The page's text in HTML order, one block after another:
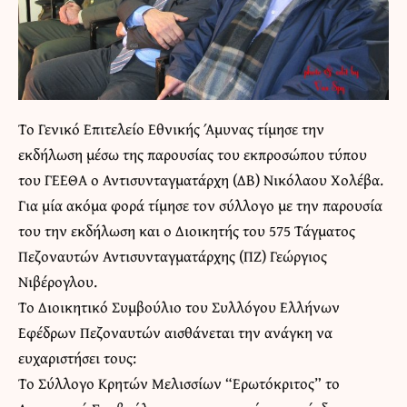
Το Γενικό Επιτελείο Εθνικής Άμυνας τίμησε την
εκδήλωση μέσω της παρουσίας του εκπροσώπου τύπου
του ΓΕΕΘΑ ο Αντισυνταγματάρχη (ΔΒ) Νικόλαου Χολέβα.
Για μία ακόμα φορά τίμησε τον σύλλογο με την παρουσία
του την εκδήλωση και ο Διοικητής του 575 Τάγματος
Πεζοναυτών Αντισυνταγματάρχης (ΠΖ) Γεώργιος
Νιβέρογλου.
Το Διοικητικό Συμβούλιο του Συλλόγου Ελλήνων
Εφέδρων Πεζοναυτών αισθάνεται την ανάγκη να
ευχαριστήσει τους:
Το Σύλλογο Κρητών Μελισσίων “Ερωτόκριτος” το